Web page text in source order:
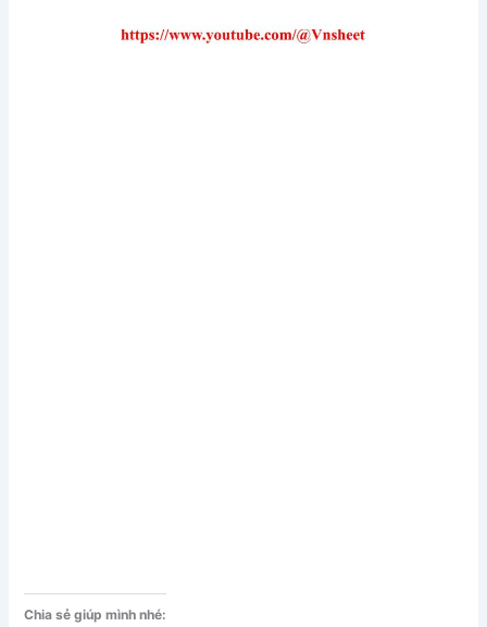
Chia sẻ giúp mình nhé: